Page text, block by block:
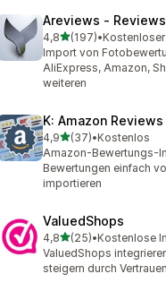
Areviews ‑
4,8von 5 Sternen
(197)
197 Rezensionen
•
Import von
AliExpress, Amazon,
weiteren
K: Amazon
4,9von 5 Sternen
(37)
37 Rezensionen
•Kostenlos
Amazon-Bewertungs-
Bewertungen einfach
importieren
ValuedShops
4,8von 5 Sternen
(25)
25 Rezensionen
•Kostenlose
ValuedShops
steigern durch